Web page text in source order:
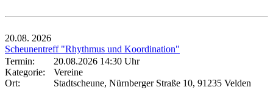
20.08. 2026
Scheunentreff "Rhythmus und Koordination"
Termin:
20.08.2026 14:30 Uhr
Kategorie:
Vereine
Ort:
Stadtscheune, Nürnberger Straße 10, 91235 Velden